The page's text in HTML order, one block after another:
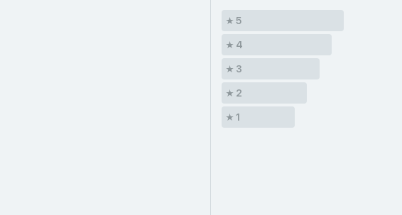
5
4
3
2
1